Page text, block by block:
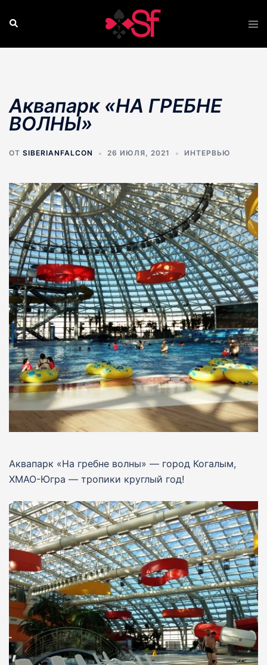
Поиск
Аквапарк «НА ГРЕБНЕ
ВОЛНЫ»
ОТ SIBERIANFALCON 26 ИЮЛЯ, 2021 ИНТЕРВЬЮ
Аквапарк «На гребне волны» — город Когалым,
ХМАО-Югра — тропики круглый год!